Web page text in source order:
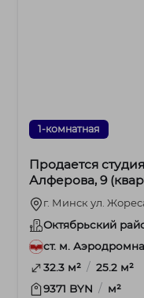
1-комнатная
Продается
Алферова, 9
г. Минск ул.
Октябрьский
ст. м.
32.3 м² / 25.2 м²
9371 BYN / м²